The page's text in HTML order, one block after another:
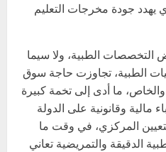
يهدد جودة مخرجات التعليم
الطبية، ولا سيما
الطبية، تجاوزت حاجة سوق
ما أدى إلى تخمة كبيرة
مالية وقانونية على الدولة
المركزي، في وقت ما
الدقيقة والتمريضية تعاني